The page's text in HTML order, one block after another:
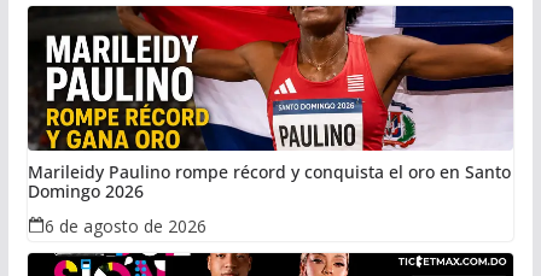
Marileidy Paulino rompe récord y conquista el oro en Santo
Domingo 2026
6 de agosto de 2026